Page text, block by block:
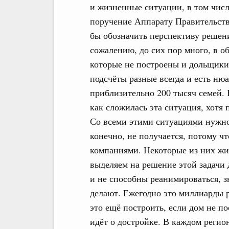
и жизненные ситуации, в том
поручение Аппарату
бы обозначить перспективу
сожалению, до сих пор много, в
которые не построены и
подсчёты разные всегда и есть
приблизительно 200 тысяч
как сложилась эта ситуация,
Со всеми этими ситуациями
конечно, не получается, потому
компаниями. Некоторые из них
выделяем на решение этой
и не способны реанимироваться,
делают. Ежегодно это
это ещё построить, если дом не
идёт о достройке. В каждом